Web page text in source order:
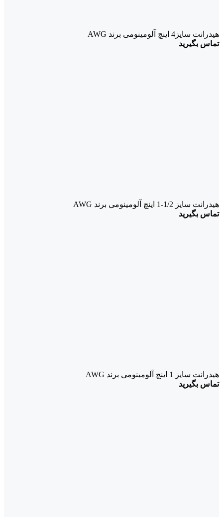
هیدرانت سایز4 اینچ آلومینومی برند AWG
تماس بگیرید
هیدرانت سایز 1/2-1 اینچ آلومینومی برند AWG
تماس بگیرید
هیدرانت سایز 1 اینچ آلومینومی برند AWG
تماس بگیرید